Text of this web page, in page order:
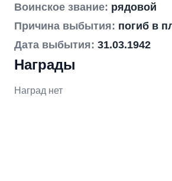
Воинское звание: рядовой
Причина выбытия: погиб в
Дата выбытия: 31.03.1942
Награды
Наград нет